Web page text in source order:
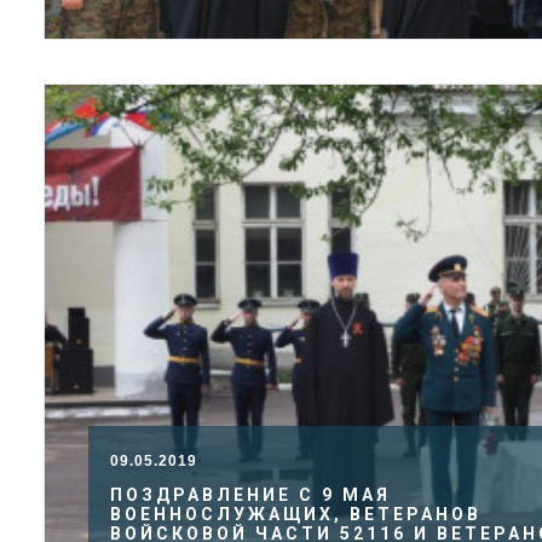
09.05.2019
ПОЗДРАВЛЕНИЕ С 9 МАЯ
ВОЕННОСЛУЖАЩИХ, ВЕТЕРАНОВ
ВОЙСКОВОЙ ЧАСТИ 52116 И